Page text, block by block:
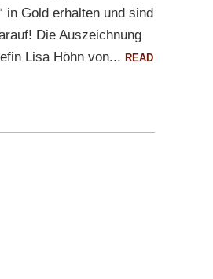
in Gold erhalten und sind
Die Auszeichnung
Lisa Höhn von... READ